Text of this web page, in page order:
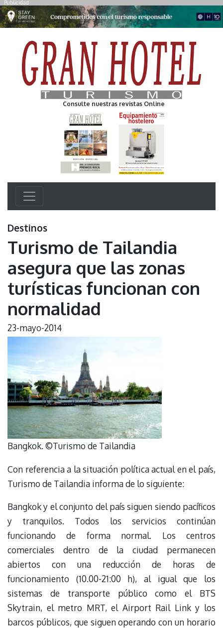
Publicidad
Consulte nuestras revistas Online
Destinos
Turismo de Tailandia
asegura que las zonas
turísticas funcionan con
normalidad
23-mayo-2014
Bangkok. ©Turismo de Tailandia
Con referencia a la situación política actual en el país,
Turismo de Tailandia informa de lo siguiente:
Bangkok y el conjunto del país siguen siendo pacíficos
y tranquilos. Todos los servicios continúan
funcionando de forma normal. Los centros
comerciales dentro de la ciudad permanecen
abiertos con una reducción de horas de
funcionamiento (10.00-21:00 h), al igual que los
sistemas de transporte público como el BTS
Skytrain, el metro MRT, el Airport Rail Link y los
barcos públicos, que siguen operando con un horario